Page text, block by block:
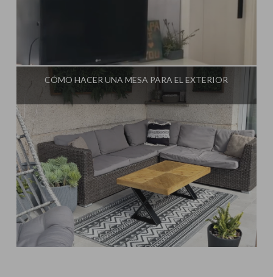
Steffido
CÓMO HACER UNA MESA PARA EL EXTERIOR
Influencer:Steffido